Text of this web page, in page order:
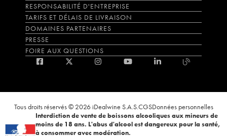
RESPONSABILITÉ D'ENTREPRISE
TARIFS ET DÉLAIS DE LIVRAISON
DOMAINES PARTENAIRES
PRESSE
FOIRE AUX QUESTIONS
Tous droits réservés © 2026 iDealwine S.A.S.CGSDonnées personnelles
Interdiction de vente de boissons alcooliques aux mineurs de
moins de 18 ans. L'abus d'alcool est dangereux pour la santé,
à consommer avec modération.